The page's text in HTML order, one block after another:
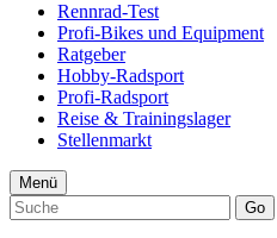
Rennrad-Test
Profi-Bikes und Equipment
Ratgeber
Hobby-Radsport
Profi-Radsport
Reise & Trainingslager
Stellenmarkt
Menü
Go